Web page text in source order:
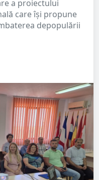
a proiectului
care își propune
depopulării